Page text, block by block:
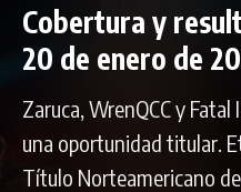
Cobertura y
20 de enero de
Zaruca, WrenQCC y
una oportunidad titular.
Título Norteamericano